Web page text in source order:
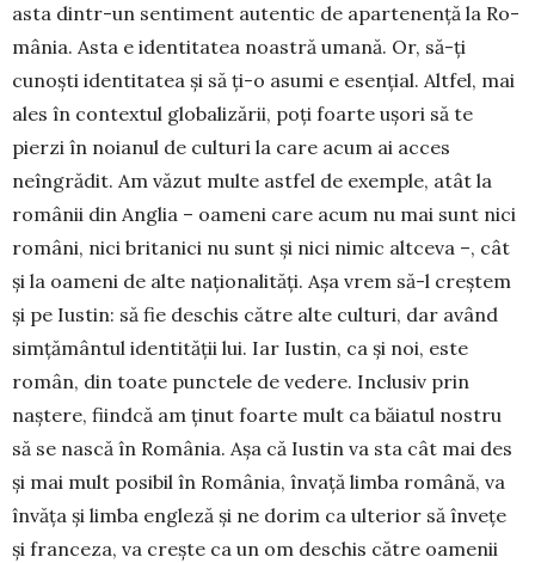
asta din­tr-un sentiment autentic de aparte­nență la Ro­
mânia. Asta e identitatea noas­tră umană. Or, să-ţi
cunoşti identitatea şi să ţi-o asumi e esenţial. Altfel, mai
ales în contextul globalizării, poţi foarte uşori să te
pierzi în noianul de culturi la care acum ai acces
neîngrădit. Am văzut multe astfel de exemple, atât la
românii din Anglia – oameni care acum nu mai sunt nici
români, nici britanici nu sunt şi nici nimic altceva –, cât
şi la oameni de alte naţionalităţi. Aşa vrem să-l creş­tem
şi pe Iustin: să fie deschis către alte culturi, dar având
simţământul identităţii lui. Iar Iustin, ca şi noi, este
român, din toate punctele de vede­re. Inclusiv prin
naştere, fiindcă am ţinut foarte mult ca băiatul nostru
să se nască în România. Aşa că Iustin va sta cât mai des
şi mai mult posibil în România, învaţă limba română, va
în­văţa şi limba engleză şi ne dorim ca ulterior să înveţe
şi franceza, va creşte ca un om deschis către oamenii